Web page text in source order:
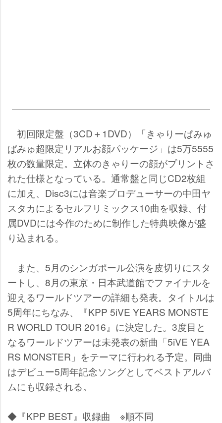
初回限定盤（3CD＋1DVD）「きゃりーぱみゅ
ぱみゅ超限定リアルお顔パッケージ」は5万5555
枚の数量限定。立体のきゃりーの顔がプリントさ
れた仕様となっている。通常盤と同じCD2枚組
に加え、Disc3には音楽プロデューサーの中田ヤ
スタカによるセルフリミックス10曲を収録、付
属DVDには今作のために制作した特典映像が盛
り込まれる。
また、5月のシンガポール公演を皮切りにスタ
ートし、8月の東京・日本武道館でファイナルを
迎えるワールドツアーの詳細も発表。タイトルは
5周年にちなみ、『KPP 5iVE YEARS MONSTE
R WORLD TOUR 2016』に決定した。3度目と
なるワールドツアーは未発表の新曲「5iVE YEA
RS MONSTER」をテーマに行われる予定。同曲
はデビュー5周年記念ソングとしてベストアルバ
ムにも収録される。
◆『KPP BEST』収録曲 ※順不同